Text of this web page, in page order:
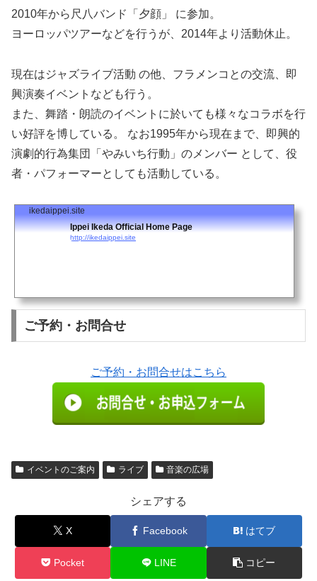
2010年から尺八バンド「夕顔」 に参加。
ヨーロッパツアーなどを行うが、2014年より活動休止。
現在はジャズライブ活動 の他、フラメンコとの交流、即
興演奏イベントなども行う。
また、舞踏・朗読のイベントに於いても様々なコラボを行
い好評を博している。 なお1995年から現在まで、即興的
演劇的行為集団「やみいち行動」のメンバー として、役
者・パフォーマーとしても活動している。
ikedaippei.site
Ippei Ikeda Official Home Page
http://ikedaippei.site
ご予約・お問合せ
ご予約・お問合せはこちら
イベントのご案内 ライブ 音楽の広場
シェアする
X Facebook はてブ
Pocket LINE コピー